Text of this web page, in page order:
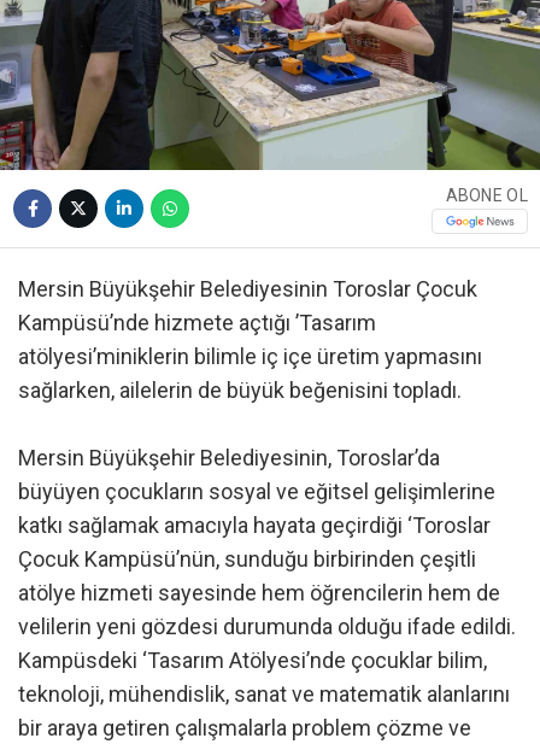
ABONE OL
Mersin Büyükşehir Belediyesinin Toroslar Çocuk
Kampüsü’nde hizmete açtığı ’Tasarım
atölyesi’miniklerin bilimle iç içe üretim yapmasını
sağlarken, ailelerin de büyük beğenisini topladı.
Mersin Büyükşehir Belediyesinin, Toroslar’da
büyüyen çocukların sosyal ve eğitsel gelişimlerine
katkı sağlamak amacıyla hayata geçirdiği ‘Toroslar
Çocuk Kampüsü’nün, sunduğu birbirinden çeşitli
atölye hizmeti sayesinde hem öğrencilerin hem de
velilerin yeni gözdesi durumunda olduğu ifade edildi.
Kampüsdeki ‘Tasarım Atölyesi’nde çocuklar bilim,
teknoloji, mühendislik, sanat ve matematik alanlarını
bir araya getiren çalışmalarla problem çözme ve